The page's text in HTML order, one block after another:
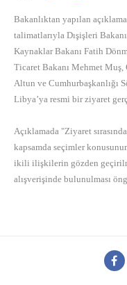
Bakanlıktan yapılan
talimatlarıyla Dışişleri
Kaynaklar Bakanı Fatih
Ticaret Bakanı Mehmet Muş,
Altun ve Cumhurbaşkanlığı
Libya’ya resmi bir ziyaret
Açıklamada "Ziyaret
kapsamda seçimler
ikili ilişkilerin gözden
alışverişinde bulunulması